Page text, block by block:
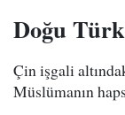
Doğu
Çin işgali
Müslümanın